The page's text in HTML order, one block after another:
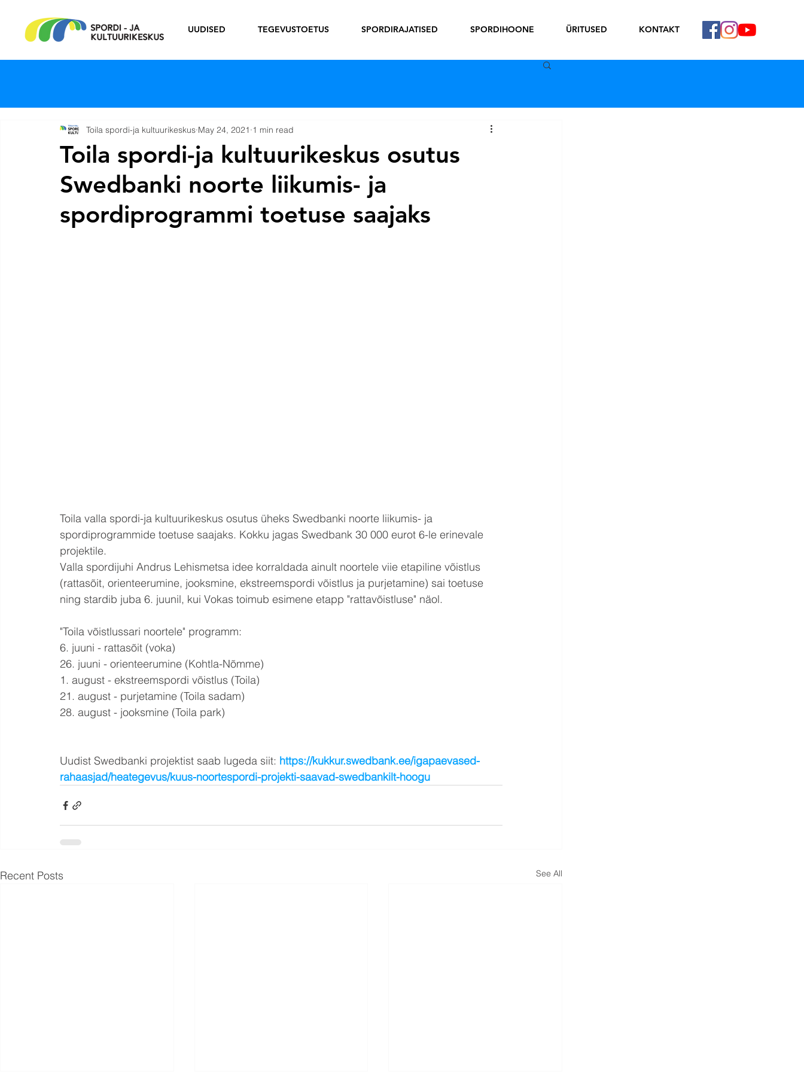
UUDISED TEGEVUSTOETUS SPORDIRAJATISED SPORDIHOONE ÜRITUSED KONTAKT
Toila spordi-ja kultuurikeskus osutus
Swedbanki noorte liikumis- ja
spordiprogrammi toetuse saajaks
Toila spordi-ja kultuurikeskus May 24, 2021 1 min read
Toila valla spordi-ja kultuurikeskus osutus üheks Swedbanki noorte liikumis- ja
spordiprogrammide toetuse saajaks. Kokku jagas Swedbank 30 000 eurot 6-le erinevale
projektile.
Valla spordijuhi Andrus Lehismetsa idee korraldada ainult noortele viie etapiline võistlus
(rattasõit, orienteerumine, jooksmine, ekstreemspordi võistlus ja purjetamine) sai toetuse
ning stardib juba 6. juunil, kui Vokas toimub esimene etapp "rattavõistluse" näol.
"Toila võistlussari noortele" programm:
6. juuni - rattasõit (voka)
26. juuni - orienteerumine (Kohtla-Nõmme)
1. august - ekstreemspordi võistlus (Toila)
21. august - purjetamine (Toila sadam)
28. august - jooksmine (Toila park)
Uudist Swedbanki projektist saab lugeda siit: https://kukkur.swedbank.ee/igapaevased-
rahaasjad/heategevus/kuus-noortespordi-projekti-saavad-swedbankilt-hoogu
Recent Posts See All